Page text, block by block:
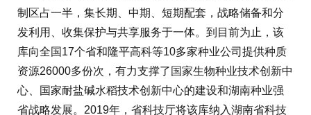
制区占一半，集长期、中期、短期配套，战略储备和分
发利用、收集保护与共享服务于一体。到目前为止，该
库向全国17个省和隆平高科等10多家种业公司提供种质
资源26000多份次，有力支撑了国家生物种业技术创新中
心、国家耐盐碱水稻技术创新中心的建设和湖南种业强
省战略发展。2019年，省科技厅将该库纳入湖南省科技